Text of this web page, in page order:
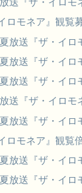
ロモネア』観覧
放送『ザ・イロ
放送『ザ・イロ
放送『ザ・イロ
送『ザ・イロモ
放送『ザ・イロ
ロモネア』観
放送『ザ・イロ
放送『ザ・イロ